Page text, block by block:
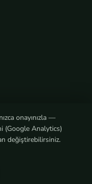
mediadesign
onayınızla —
(Google Analytics)
değiştirebilirsiniz.